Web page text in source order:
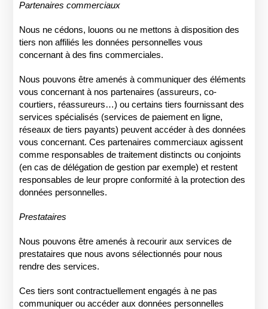
Partenaires commerciaux
Nous ne cédons, louons ou ne mettons à disposition des
tiers non affiliés les données personnelles vous
concernant à des fins commerciales.
Nous pouvons être amenés à communiquer des éléments
vous concernant à nos partenaires (assureurs, co-
courtiers, réassureurs…) ou certains tiers fournissant des
services spécialisés (services de paiement en ligne,
réseaux de tiers payants) peuvent accéder à des données
vous concernant. Ces partenaires commerciaux agissent
comme responsables de traitement distincts ou conjoints
(en cas de délégation de gestion par exemple) et restent
responsables de leur propre conformité à la protection des
données personnelles.
Prestataires
Nous pouvons être amenés à recourir aux services de
prestataires que nous avons sélectionnés pour nous
rendre des services.
Ces tiers sont contractuellement engagés à ne pas
communiquer ou accéder aux données personnelles